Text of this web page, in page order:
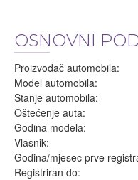
OSNOVNI
Proizvođač automobila:
Model automobila:
Stanje automobila:
Oštećenje auta:
Godina modela:
Vlasnik:
Godina/mjesec prve
Registriran do: